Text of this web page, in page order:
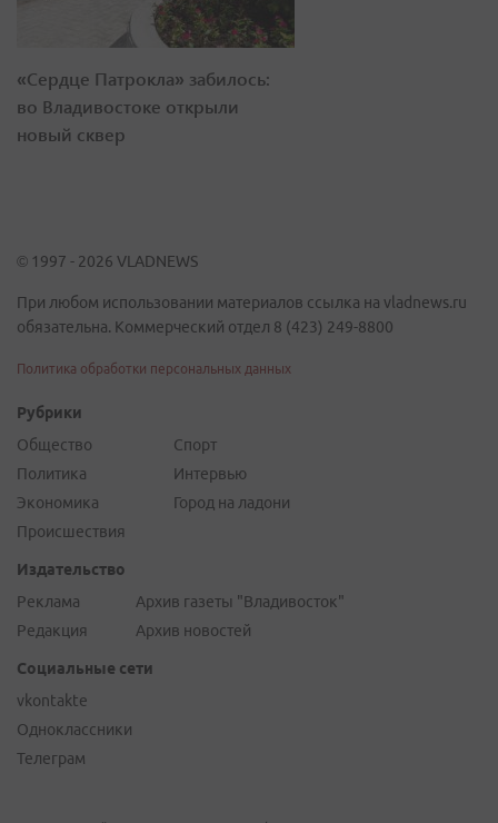
«Сердце Патрокла» забилось:
во Владивостоке открыли
новый сквер
© 1997 - 2026 VLADNEWS
При любом использовании материалов ссылка на vladnews.ru
обязательна. Коммерческий отдел 8 (423) 249-8800
Политика обработки персональных данных
Рубрики
Общество
Политика
Экономика
Происшествия
Спорт
Интервью
Город на ладони
Издательство
Реклама
Редакция
Архив газеты "Владивосток"
Архив новостей
Социальные сети
vkontakte
Одноклассники
Телеграм